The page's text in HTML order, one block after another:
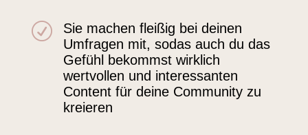
R
Sie machen fleißig bei deinen
Umfragen mit, sodas auch du das
Gefühl bekommst wirklich
wertvollen und interessanten
Content für deine Community zu
kreieren